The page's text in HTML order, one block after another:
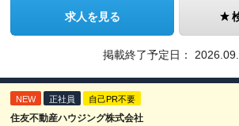
求人を見る
掲載終了予定日：
NEW 正社員 自己PR不要
住友不動産ハウジング株式会社